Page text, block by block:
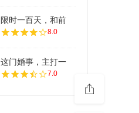
限时一百天，和前
8.0
这门婚事，主打一
7.0